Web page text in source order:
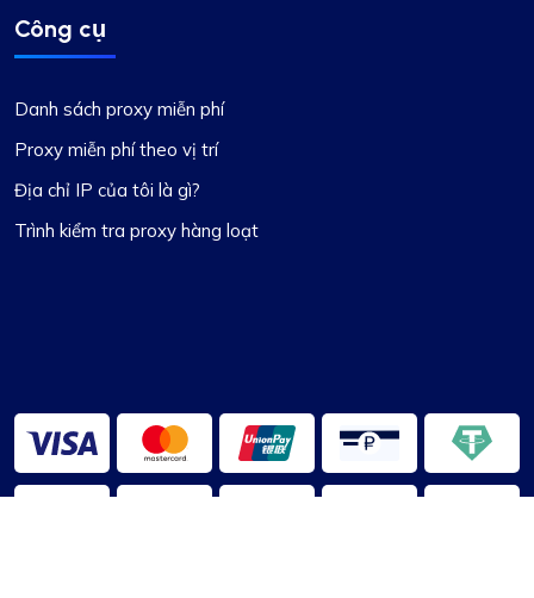
Công cụ
Danh sách proxy miễn phí
Proxy miễn phí theo vị trí
Địa chỉ IP của tôi là gì?
Trình kiểm tra proxy hàng loạt